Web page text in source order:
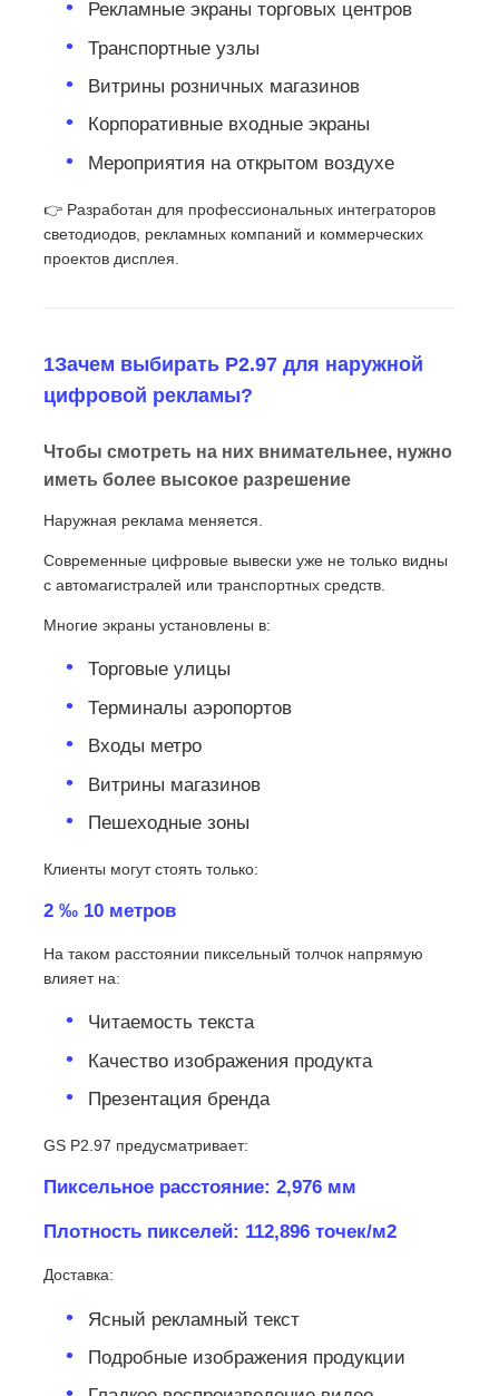
Рекламные экраны торговых центров
Транспортные узлы
Витрины розничных магазинов
Корпоративные входные экраны
Мероприятия на открытом воздухе
👉 Разработан для профессиональных интеграторов
светодиодов, рекламных компаний и коммерческих
проектов дисплея.
1Зачем выбирать P2.97 для наружной
цифровой рекламы?
Чтобы смотреть на них внимательнее, нужно
иметь более высокое разрешение
Наружная реклама меняется.
Современные цифровые вывески уже не только видны
с автомагистралей или транспортных средств.
Многие экраны установлены в:
Торговые улицы
Терминалы аэропортов
Входы метро
Витрины магазинов
Пешеходные зоны
Клиенты могут стоять только:
2 ‰ 10 метров
На таком расстоянии пиксельный толчок напрямую
влияет на:
Читаемость текста
Качество изображения продукта
Презентация бренда
GS P2.97 предусматривает:
Пиксельное расстояние: 2,976 мм
Плотность пикселей: 112,896 точек/м2
Доставка:
Ясный рекламный текст
Подробные изображения продукции